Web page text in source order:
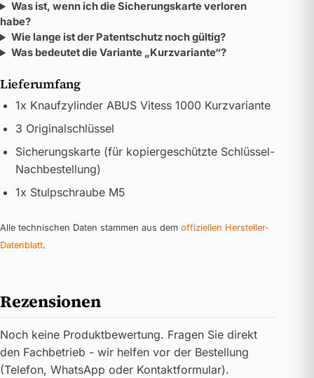
Was ist, wenn ich die Sicherungskarte verloren
habe?
Wie lange ist der Patentschutz noch gültig?
Was bedeutet die Variante „Kurzvariante“?
Lieferumfang
1x Knaufzylinder ABUS Vitess 1000 Kurzvariante
3 Originalschlüssel
Sicherungskarte (für kopiergeschützte Schlüssel-
Nachbestellung)
1x Stulpschraube M5
Alle technischen Daten stammen aus dem offiziellen Hersteller-
Datenblatt.
Rezensionen
Noch keine Produktbewertung. Fragen Sie direkt
den Fachbetrieb - wir helfen vor der Bestellung
(Telefon, WhatsApp oder Kontaktformular).